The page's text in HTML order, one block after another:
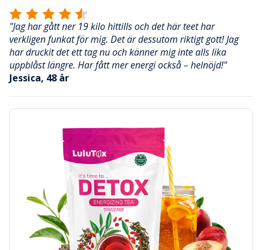
"Jag har gått ner 19 kilo hittills och det här teet har
verkligen funkat för mig. Det är dessutom riktigt gott! Jag
har druckit det ett tag nu och känner mig inte alls lika
uppblåst längre. Har fått mer energi också – helnöjd!"
Jessica, 48 år